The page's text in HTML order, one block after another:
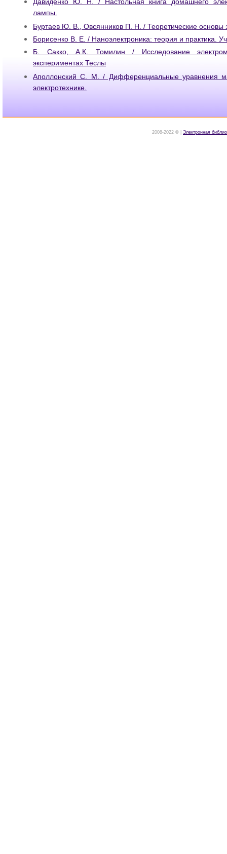
Давиденко Ю. Н. / Настольная книга домашнего
лампы.
Буртаев Ю. В., Овсянников П. Н. / Теоретические основы
Борисенко В. Е. / Наноэлектроника: теория и практика.
Б. Сакко, А.К. Томилин / Исследование
экспериментах Теслы
Аполлонский С. М. / Дифференциальные уравнения
электротехнике.
2008-2022 © | Электронная